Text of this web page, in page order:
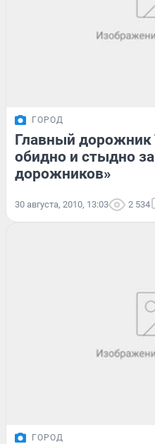
ГОРОД
Главный дорожник
обидно и стыдно
дорожников»
30 августа, 2010, 13:03 2 534
ГОРОД